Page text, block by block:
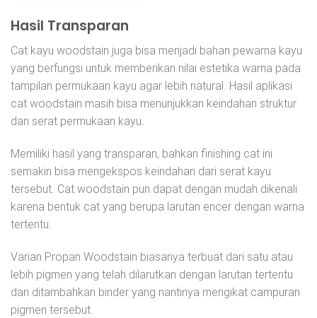
Hasil Transparan
Cat kayu woodstain juga bisa menjadi bahan pewarna kayu
yang berfungsi untuk memberikan nilai estetika warna pada
tampilan permukaan kayu agar lebih natural. Hasil aplikasi
cat woodstain masih bisa menunjukkan keindahan struktur
dan serat permukaan kayu.
Memiliki hasil yang transparan, bahkan finishing cat ini
semakin bisa mengekspos keindahan dari serat kayu
tersebut. Cat woodstain pun dapat dengan mudah dikenali
karena bentuk cat yang berupa larutan encer dengan warna
tertentu.
Varian Propan Woodstain biasanya terbuat dari satu atau
lebih pigmen yang telah dilarutkan dengan larutan tertentu
dan ditambahkan binder yang nantinya mengikat campuran
pigmen tersebut.